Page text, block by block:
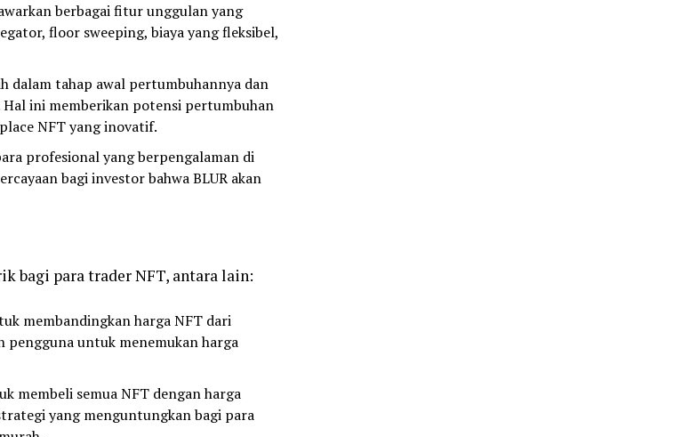
berbagai fitur unggulan yang
floor sweeping, biaya yang fleksibel,
dalam tahap awal pertumbuhannya dan
Hal ini memberikan potensi pertumbuhan
NFT yang inovatif.
profesional yang berpengalaman di
bagi investor bahwa BLUR akan
bagi para trader NFT, antara lain:
membandingkan harga NFT dari
pengguna untuk menemukan harga
membeli semua NFT dengan harga
yang menguntungkan bagi para